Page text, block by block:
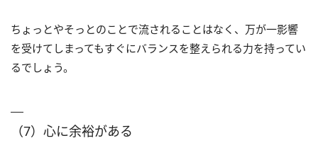
ちょっとやそっとのことで流されることはなく、万が一影響
を受けてしまってもすぐにバランスを整えられる力を持ってい
るでしょう。
（7）心に余裕がある